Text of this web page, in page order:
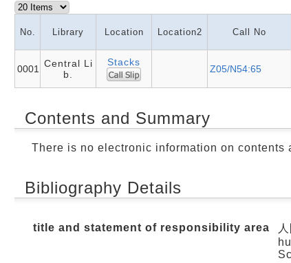
No. Library Location Location2 Call No
0001
Central Li
b.
Stacks
Z05/N54:65
Contents and Summary
There is no electronic information on contents
Bibliography Details
title and statement of responsibility area